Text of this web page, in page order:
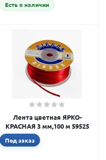
Есть в наличии
Лента цветная ЯРКО-
КРАСНАЯ 3 мм,100 м 59525
Под заказ